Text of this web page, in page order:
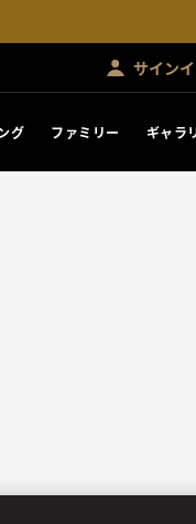
サイン
グ ファミリー ギャラ